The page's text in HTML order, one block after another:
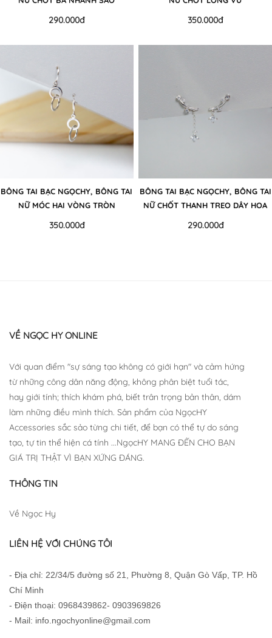
290.000đ 350.000đ
BÔNG TAI BẠC NGỌCHY, BÔNG TAI
NỮ MÓC HAI VÒNG TRÒN
350.000đ
BÔNG TAI BẠC NGỌCHY, BÔNG TAI
NỮ CHỐT THANH TREO DÂY HOA
290.000đ
VỀ NGỌC HY ONLINE
Với quan điểm "sự sáng tạo không có giới hạn" và cảm hứng
từ những công dân năng động, không phân biệt tuổi tác,
hay giới tính; thích khám phá, biết trân trọng bản thân, dám
làm những điều mình thích. Sản phẩm của NgọcHY
Accessories sắc sảo từng chi tiết, để bạn có thể tự do sáng
tạo, tự tin thể hiện cá tính ...NgọcHY MANG ĐẾN CHO BẠN
GIÁ TRỊ THẬT VÌ BẠN XỨNG ĐÁNG.
THÔNG TIN
Về Ngọc Hy
LIÊN HỆ VỚI CHÚNG TÔI
- Địa chỉ: 22/34/5 đường số 21, Phường 8, Quận Gò Vấp, TP. Hồ
Chí Minh
- Điện thoại: 0968439862- 0903969826
- Mail: info.ngochyonline@gmail.com